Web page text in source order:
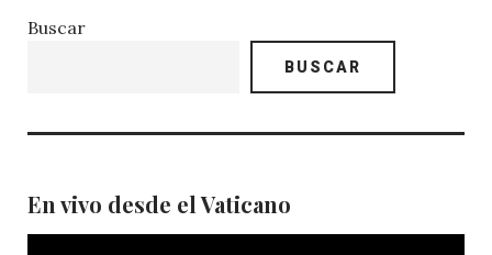
Buscar
BUSCAR
En vivo desde el Vaticano